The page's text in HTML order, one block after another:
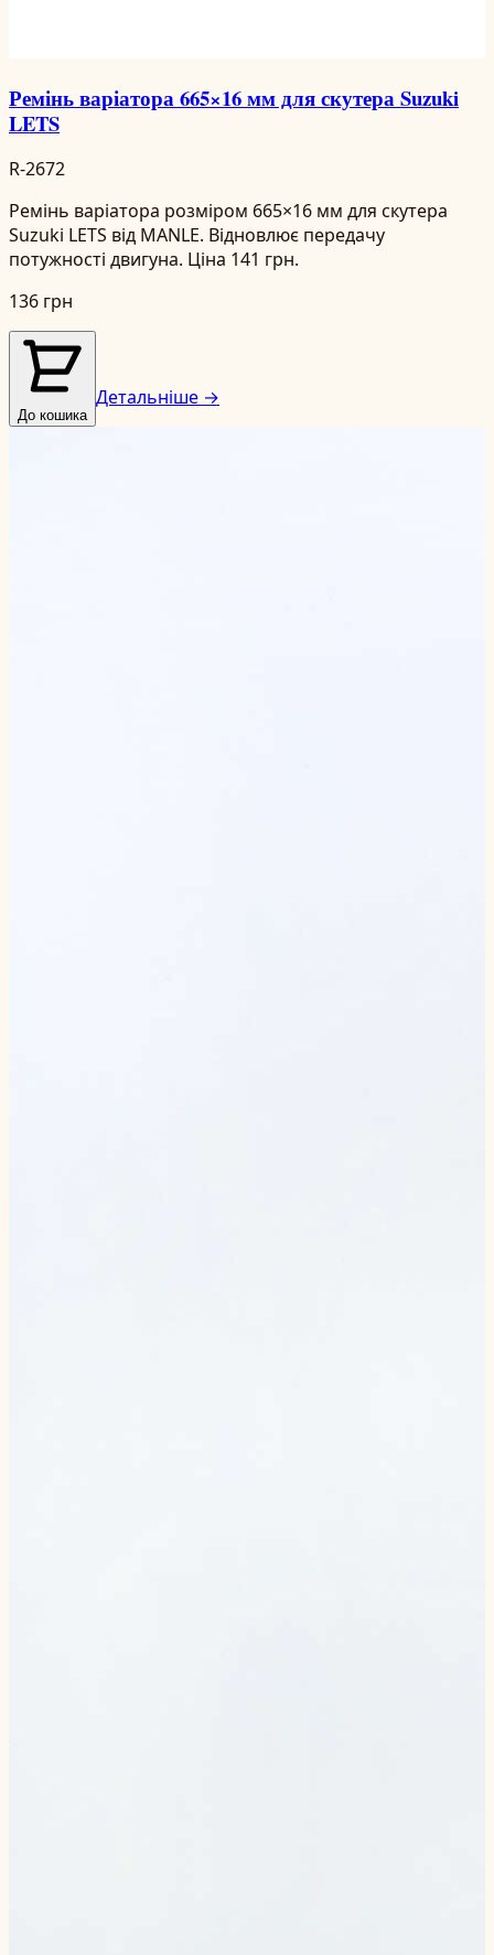
Ремінь варіатора 665×16 мм для скутера Suzuki
LETS
R-2672
Ремінь варіатора розміром 665×16 мм для скутера
Suzuki LETS від MANLE. Відновлює передачу
потужності двигуна. Ціна 141 грн.
136 грн
До кошика
Детальніше →